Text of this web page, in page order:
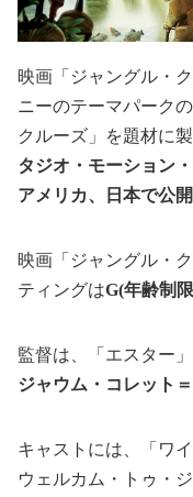
映画「ジャングル・
ニーのテーマパーク
クルーズ」を題材に製
タジオ・モーション
アメリカ、日本で公開
映画「ジャングル・
ティングはG(年齢制
監督は、「エスター
ジャウム・コレット
キャストには、「ワ
ウェルカム・トゥ・